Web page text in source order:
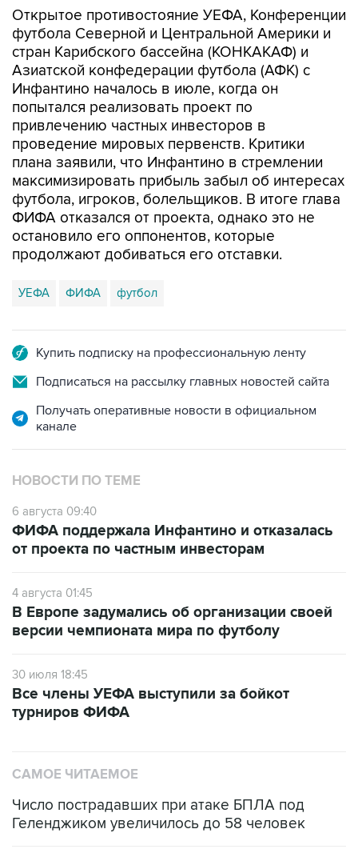
Открытое противостояние УЕФА, Конференции
футбола Северной и Центральной Америки и
стран Карибского бассейна (КОНКАКАФ) и
Азиатской конфедерации футбола (АФК) с
Инфантино началось в июле, когда он
попытался реализовать проект по
привлечению частных инвесторов в
проведение мировых первенств. Критики
плана заявили, что Инфантино в стремлении
максимизировать прибыль забыл об интересах
футбола, игроков, болельщиков. В итоге глава
ФИФА отказался от проекта, однако это не
остановило его оппонентов, которые
продолжают добиваться его отставки.
УЕФА ФИФА футбол
Купить подписку на профессиональную ленту
Подписаться на рассылку главных новостей сайта
Получать оперативные новости в официальном
канале
НОВОСТИ ПО ТЕМЕ
6 августа 09:40
ФИФА поддержала Инфантино и отказалась
от проекта по частным инвесторам
4 августа 01:45
В Европе задумались об организации своей
версии чемпионата мира по футболу
30 июля 18:45
Все члены УЕФА выступили за бойкот
турниров ФИФА
САМОЕ ЧИТАЕМОЕ
Число пострадавших при атаке БПЛА под
Геленджиком увеличилось до 58 человек